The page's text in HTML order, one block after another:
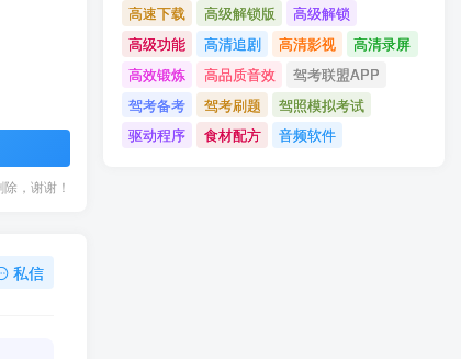
，谢谢！
私信
高速下载
高级解锁版
高级解锁
高级功能
高清追剧 高清影视
高清录屏
高效锻炼
高品质音效
驾考联盟APP
驾考备考
驾考刷题
驾照模拟考试
驱动程序
食材配方 音频软件